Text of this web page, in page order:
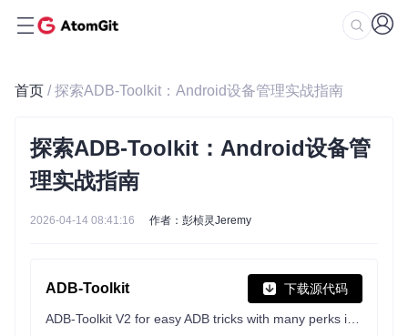
首页 / 探索ADB-Toolkit：Android设备管理实战指南
探索ADB-Toolkit：Android设备管
理实战指南
2026-04-14 08:41:16 作者：彭桢灵Jeremy
ADB-Toolkit 下载源代码